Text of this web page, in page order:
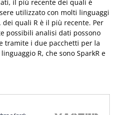
il più recente dei quali è
utilizzato con molti linguaggi
quali R è il più recente. Per
possibili analisi dati possono
tramite i due pacchetti per la
R, che sono SparkR e